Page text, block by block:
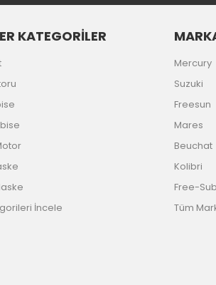
Gönder
KATEGORİLER
İncele
Mercury
Suzuki
Freesun
Mares
Beuchat
Kolibri
Free-Sub
Tüm